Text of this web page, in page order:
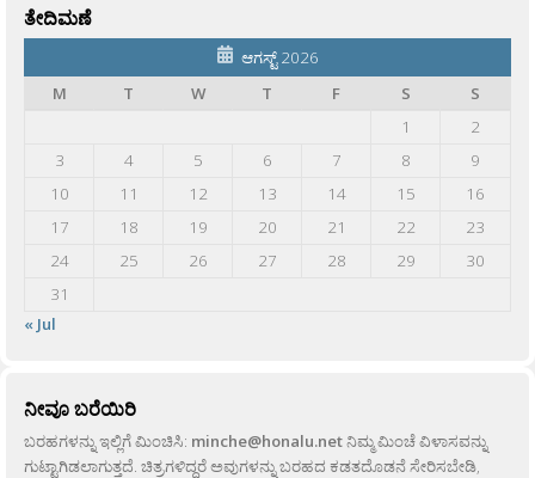
ತೇದಿಮಣೆ
ಆಗಸ್ಟ್ 2026
M
T W T F S
S
1
2
3
4 5 6 7 8
9
10
11 12 13 14 15
16
17
18 19 20 21 22
23
24
25 26 27 28 29
30
31
« Jul
ನೀವೂ ಬರೆಯಿರಿ
ಬರಹಗಳನ್ನು ಇಲ್ಲಿಗೆ ಮಿಂಚಿಸಿ: minche@honalu.netನಿಮ್ಮ ಮಿಂಚೆ ವಿಳಾಸವನ್ನು
ಗುಟ್ಟಾಗಿಡಲಾಗುತ್ತದೆ. ಚಿತ್ರಗಳಿದ್ದರೆ ಅವುಗಳನ್ನು ಬರಹದ ಕಡತದೊಡನೆ ಸೇರಿಸಬೇಡಿ,